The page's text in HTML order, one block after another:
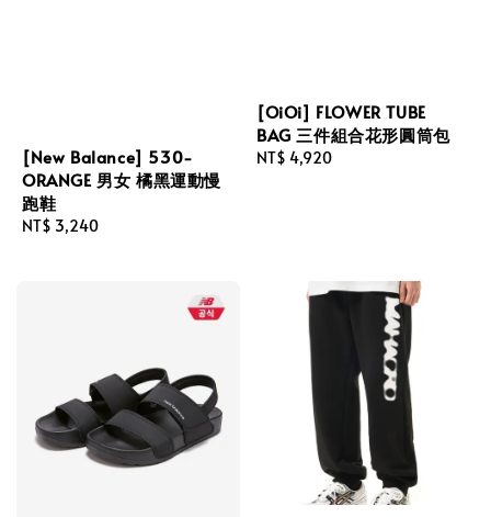
[New Balance] 530-
ORANGE 男女 橘黑運動慢
跑鞋
Regular
NT$ 3,240
[OiOi] FLOWER TUBE
BAG 三件組合花形圓筒包
Regular
NT$ 4,920